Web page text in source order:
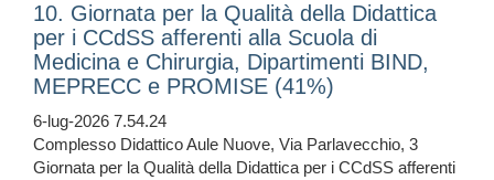
10. Giornata per la Qualità della Didattica
per i CCdSS afferenti alla Scuola di
Medicina e Chirurgia, Dipartimenti BIND,
MEPRECC e PROMISE (41%)
6-lug-2026 7.54.24
Complesso Didattico Aule Nuove, Via Parlavecchio, 3
Giornata per la Qualità della Didattica per i CCdSS afferenti